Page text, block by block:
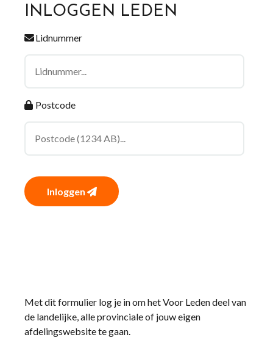
INLOGGEN LEDEN
Lidnummer
Postcode
Inloggen
Met dit formulier log je in om het Voor Leden deel van
de landelijke, alle provinciale of jouw eigen
afdelingswebsite te gaan.